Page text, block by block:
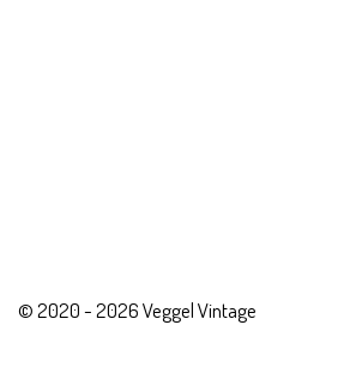
© 2020 - 2026 Veggel Vintage